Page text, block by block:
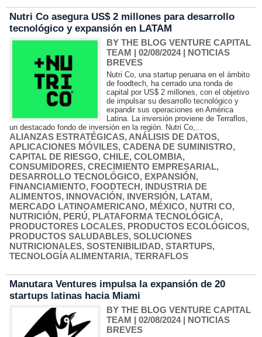
Nutri Co asegura US$ 2 millones para desarrollo
tecnológico y expansión en LATAM
BY THE BLOG VENTURE CAPITAL
TEAM | 02/08/2024| NOTICIAS
BREVES
Nutri Co, una startup peruana en el ámbito
de foodtech, ha cerrado una ronda de
capital por US$ 2 millones, con el objetivo
de impulsar su desarrollo tecnológico y
expandir sus operaciones en América
Latina. La inversión proviene de Terraflos,
un destacado fondo de inversión en la región. Nutri Co,...
ALIANZAS ESTRATÉGICAS, ANÁLISIS DE DATOS,
APLICACIONES MÓVILES, CADENA DE SUMINISTRO,
CAPITAL DE RIESGO, CHILE, COLOMBIA,
CONSUMIDORES, CRECIMIENTO EMPRESARIAL,
DESARROLLO TECNOLÓGICO, EXPANSIÓN,
FINANCIAMIENTO, FOODTECH, INDUSTRIA DE
ALIMENTOS, INNOVACIÓN, INVERSIÓN, LATAM,
MERCADO LATINOAMERICANO, MÉXICO, NUTRI CO,
NUTRICIÓN, PERÚ, PLATAFORMA TECNOLÓGICA,
PRODUCTORES LOCALES, PRODUCTOS ECOLÓGICOS,
PRODUCTOS SALUDABLES, SOLUCIONES
NUTRICIONALES, SOSTENIBILIDAD, STARTUPS,
TECNOLOGÍA ALIMENTARIA, TERRAFLOS
Manutara Ventures impulsa la expansión de 20
startups latinas hacia Miami
BY THE BLOG VENTURE CAPITAL
TEAM | 02/08/2024| NOTICIAS
BREVES